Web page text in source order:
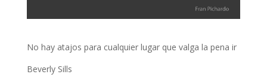
No hay atajos para cualquier lugar que valga la pena ir
Beverly Sills